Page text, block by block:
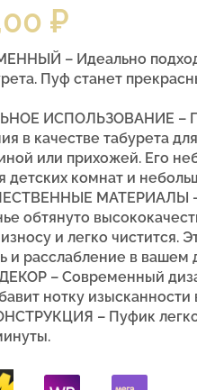
₽
– Идеально
Пуф станет
ИСПОЛЬЗОВАНИЕ –
в качестве табурета
или прихожей. Его
детских комнат и
МАТЕРИАЛЫ
обтянуто
и легко чистится.
и расслабление в вашем
– Современный
нотку изысканности
– Пуфик легко